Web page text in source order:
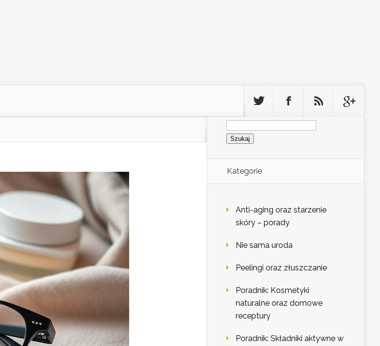
Szukaj:
Kategorie
Anti-aging oraz starzenie
skóry – porady
Nie sama uroda
Peelingi oraz złuszczanie
Poradnik: Kosmetyki
naturalne oraz domowe
receptury
Poradnik: Składniki aktywne w